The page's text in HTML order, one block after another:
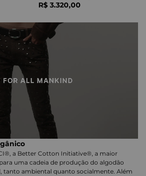
R$ 3.320,00
a Better Cotton Initiative®, a maior
uma cadeia de produção do algodão
tanto ambiental quanto socialmente. Além